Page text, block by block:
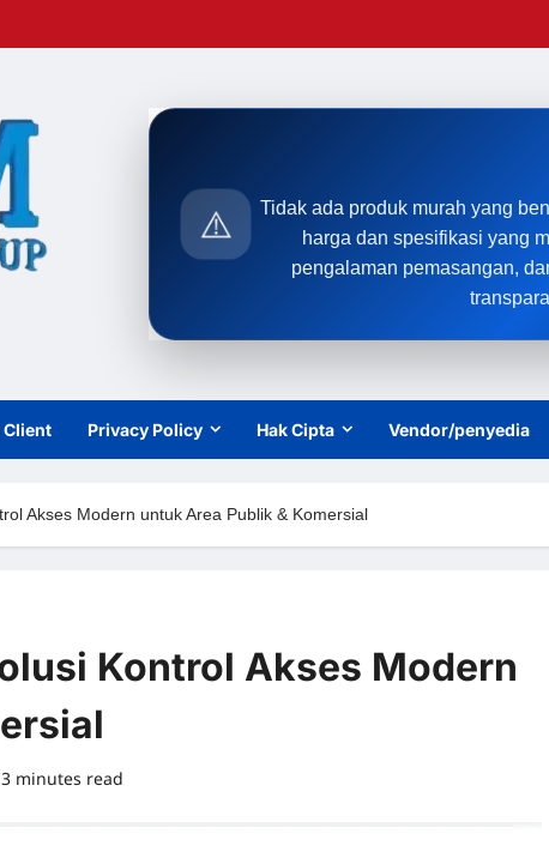
⚠️
Tidak ada produk murah yang
harga dan spesifikasi yang
pengalaman pemasangan,
Client Privacy Policy Hak Cipta Vendor/penyedia
Akses Modern untuk Area Publik & Komersial
Kontrol Akses Modern
3 minutes read